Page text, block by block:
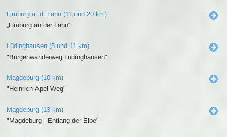
Limburg a. d. Lahn (11 und 20 km)
„Limburg an der Lahn“
Lüdinghausen (5 und 11 km)
"Burgenwanderweg Lüdinghausen"
Magdeburg (10 km)
"Heinrich-Apel-Weg"
Magdeburg (13 km)
"Magdeburg - Entlang der Elbe"